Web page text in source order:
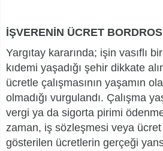
İŞVERENİN ÜCRET
Yargıtay kararında; işin vasıflı
kıdemi yaşadığı şehir dikkate
ücretle çalışmasının yaşamın
olmadığı vurgulandı. Çalışma
vergi ya da sigorta pirimi
zaman, iş sözleşmesi veya ücret
gösterilen ücretlerin gerçeği